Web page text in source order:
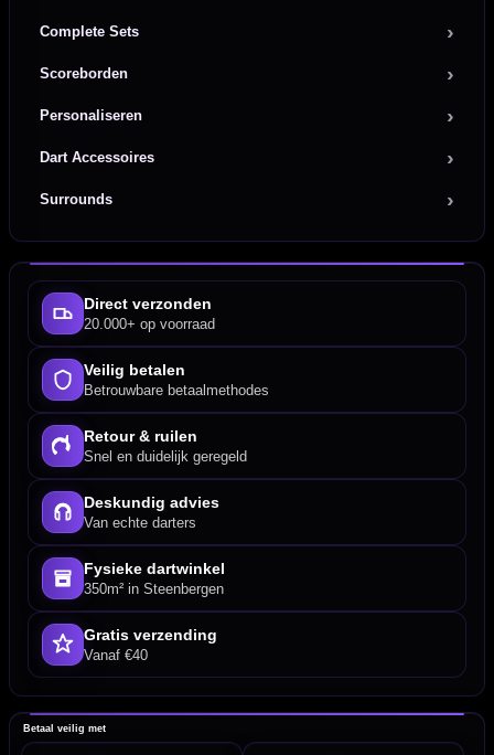
Complete Sets
Scoreborden
Personaliseren
Dart Accessoires
Surrounds
Direct verzonden
20.000+ op voorraad
Veilig betalen
Betrouwbare betaalmethodes
Retour & ruilen
Snel en duidelijk geregeld
Deskundig advies
Van echte darters
Fysieke dartwinkel
350m² in Steenbergen
Gratis verzending
Vanaf €40
Betaal veilig met